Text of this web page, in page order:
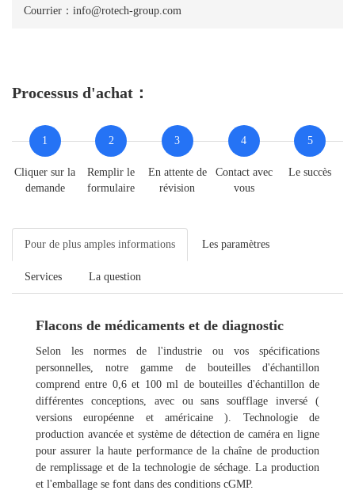
Courrier：info@rotech-group.com
Processus d'achat：
1
Cliquer sur la
demande
2
Remplir le
formulaire
3
En attente de
révision
4
Contact avec
vous
5
Le succès
Pour de plus amples informations Les paramètres
Services La question
Flacons de médicaments et de diagnostic
Selon les normes de l'industrie ou vos spécifications
personnelles, notre gamme de bouteilles d'échantillon
comprend entre 0,6 et 100 ml de bouteilles d'échantillon de
différentes conceptions, avec ou sans soufflage inversé (
versions européenne et américaine ). Technologie de
production avancée et système de détection de caméra en ligne
pour assurer la haute performance de la chaîne de production
de remplissage et de la technologie de séchage. La production
et l'emballage se font dans des conditions cGMP.